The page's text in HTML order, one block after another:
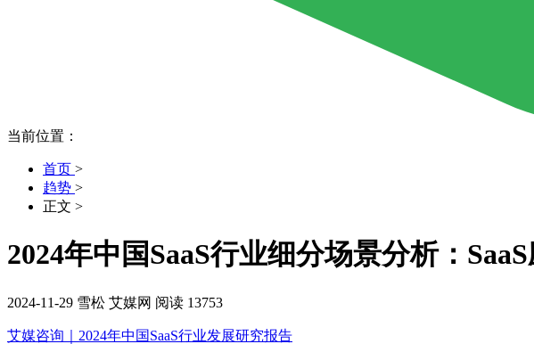
当前位置：
首页 >
趋势 >
正文 >
2024年中国SaaS行业细分场景分析：
2024-11-29 雪松 艾媒网 阅读 13753
艾媒咨询｜2024年中国SaaS行业发展研究报告